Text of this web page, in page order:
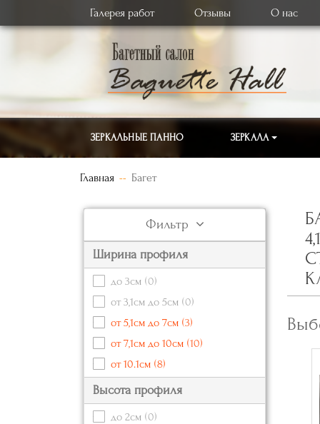
Галерея работ Отзывы О нас
ЗЕРКАЛЬНЫЕ ПАННО ЗЕРКАЛА
Главная Багет
Фильтр
Ширина профиля
до 3см (0)
от 3,1см до 5см (0)
от 5,1см до 7см (3)
от 7,1см до 10см (10)
от 10.1см (8)
Высота профиля
до 2см (0)